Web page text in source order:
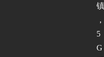
镇
，
5
G